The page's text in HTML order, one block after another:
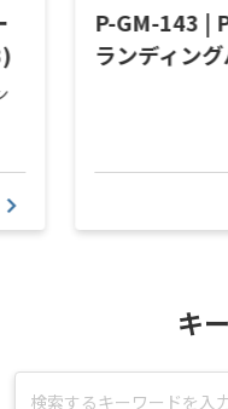
P-GM-143 |
ランディン
キ